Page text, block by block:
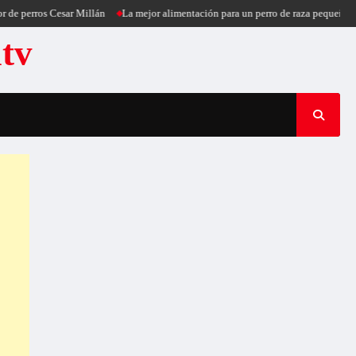
Cesar Millán La mejor alimentación para un perro de raza pequeña